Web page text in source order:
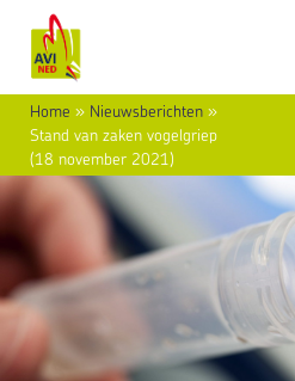
Home » Nieuwsberichten »
Stand van zaken vogelgriep
(18 november 2021)